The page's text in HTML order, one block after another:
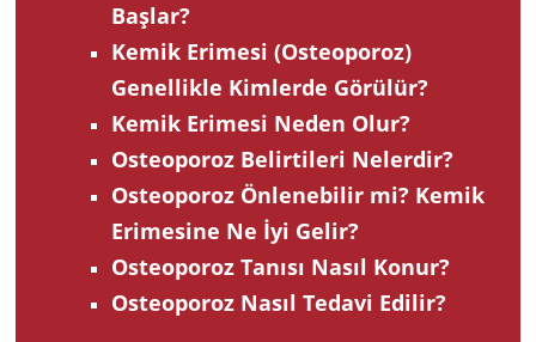
Başlar?
Kemik Erimesi (Osteoporoz)
Genellikle Kimlerde Görülür?
Kemik Erimesi Neden Olur?
Osteoporoz Belirtileri Nelerdir?
Osteoporoz Önlenebilir mi? Kemik
Erimesine Ne İyi Gelir?
Osteoporoz Tanısı Nasıl Konur?
Osteoporoz Nasıl Tedavi Edilir?